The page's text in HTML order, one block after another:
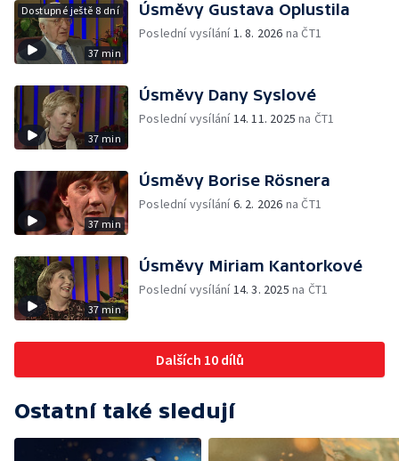
Dostupné ještě 8 dní
37 min
Úsměvy Gustava Oplustila
Poslední vysílání1. 8. 2026 na ČT1
37 min
Úsměvy Dany Syslové
Poslední vysílání14. 11. 2025 na ČT1
37 min
Úsměvy Borise Rösnera
Poslední vysílání6. 2. 2026 na ČT1
37 min
Úsměvy Miriam Kantorkové
Poslední vysílání14. 3. 2025 na ČT1
Dalších 10 dílů
Ostatní také sledují